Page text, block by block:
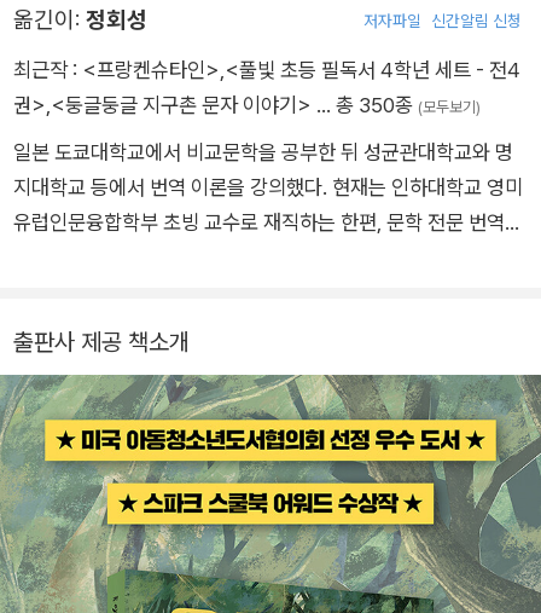
옮긴이: 정회성 저자파일 신간알림 신청
최근작 : <프랑켄슈타인> <풀빛 초등 필독서 4학년 세트 - 전4
권> <둥글둥글 지구촌 문자 이야기> … 총 350종 (모두보기)
일본 도쿄대학교에서 비교문학을 공부한 뒤 성균관대학교와 명
지대학교 등에서 번역 이론을 강의했다. 현재는 인하대학교 영미
유럽인문융합학부 초빙 교수로 재직하는 한편, 문학 전문 번역가
책으로 『톰 소여의 모험』, 『허클베리 핀의 모험』, 『월든』, 『에덴의
『줄무늬 파자마를 입은 소년』, 『프랑켄슈타인』, 『런던 NW』 등이
있고, 지은 책으로는 『작은 영웅 이크발 마시』, 『친구』, 『책 읽어
주는 로봇』 등이 있다.
출판사 제공 책소개